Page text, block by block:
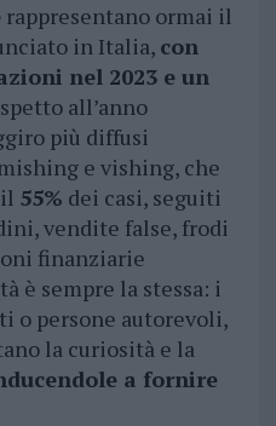
rappresentano ormai il
in Italia, con
nel 2023 e un
all’anno
più diffusi
e vishing, che
55% dei casi, seguiti
vendite false, frodi
finanziarie
è sempre la stessa: i
o persone autorevoli,
la curiosità e la
a fornire